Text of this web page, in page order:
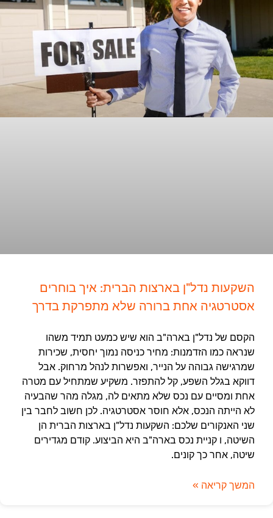
השקעות נדל"ן בארצות הברית: איך בוחרים
אסטרטגיה אחת ברורה שלא מתפרקת בדרך
הקסם של נדל"ן בארה"ב הוא שיש כמעט תמיד משהו
שנראה כמו הזדמנות: מחיר כניסה נמוך יחסית, שכירות
שמרגישה גבוהה על הנייר, ואפשרות לנהל מרחוק. אבל
דווקא בגלל השפע, קל להתפזר. משקיע שמתחיל עם מטרה
אחת ומסיים עם נכס שלא מתאים לה, מגלה מהר שהבעיה
לא הייתה הנכס, אלא חוסר אסטרטגיה. לכן חשוב לחבר בין
שני האנקורים שלכם: השקעות נדל"ן בארצות הברית הן
השיטה, ו קניית נכס בארה"ב היא הביצוע. קודם מגדירים
שיטה, אחר כך קונים.
המשך קריאה »